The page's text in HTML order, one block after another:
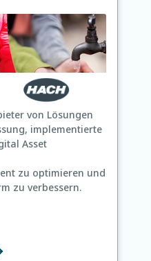
von Lösungen
implementierte
Asset
zu optimieren und
zu verbessern.